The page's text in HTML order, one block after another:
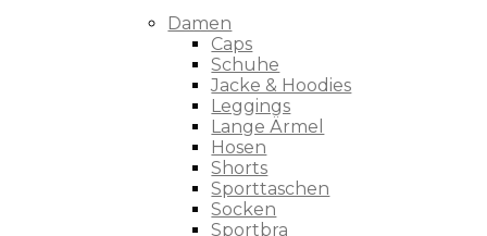
Damen
Caps
Schuhe
Jacke & Hoodies
Leggings
Lange Ärmel
Hosen
Shorts
Sporttaschen
Socken
Sportbra